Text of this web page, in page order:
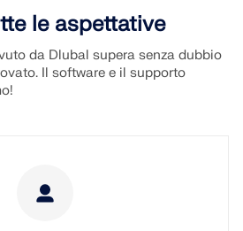
le aspettative
da Dlubal supera senza dubbio
Il software e il supporto